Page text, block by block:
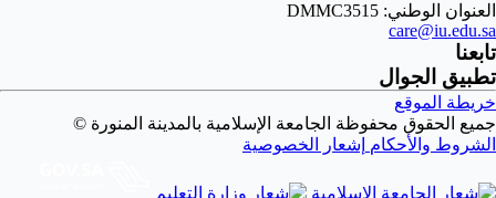
العنوان الوطني: DMMC3515
care@iu.edu.sa
تابعنا
تطبيق الجوال
خريطة الموقع
جميع الحقوق محفوظة الجامعة الإسلامية بالمدينة المنورة ©
الشروط والأحكام إشعار الخصوصية